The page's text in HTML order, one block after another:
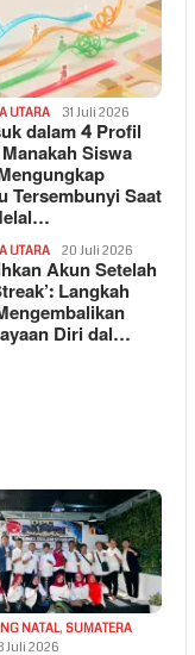
UTARA 31 Juli 2026
dalam 4 Profil
Siswa
Tersembunyi Saat
UTARA 20 Juli 2026
Akun Setelah
Langkah
Diri dal…
NATAL, SUMATERA
Juli 2026